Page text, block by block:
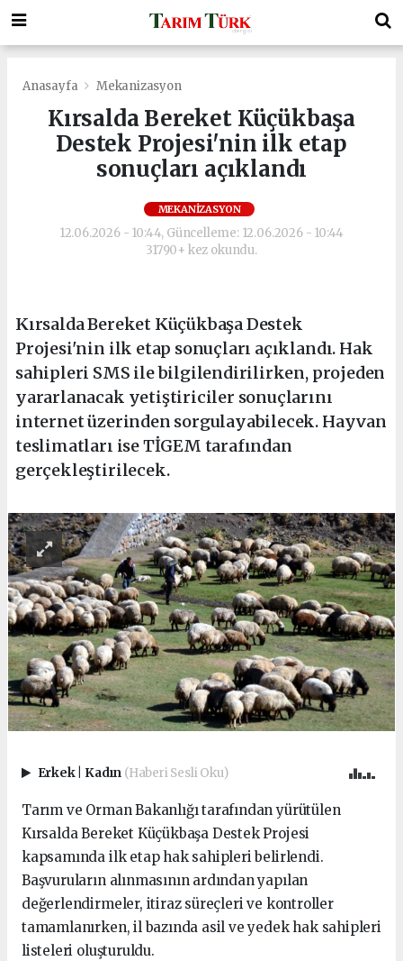
Anasayfa Mekanizasyon
Kırsalda Bereket Küçükbaşa
Destek Projesi'nin ilk etap
sonuçları açıklandı
MEKANIZASYON
12.06.2026 - 10:44, Güncelleme: 12.06.2026 - 10:44
31790+ kez okundu.
Kırsalda Bereket Küçükbaşa Destek
Projesi'nin ilk etap sonuçları açıklandı. Hak
sahipleri SMS ile bilgilendirilirken, projeden
yararlanacak yetiştiriciler sonuçlarını
internet üzerinden sorgulayabilecek. Hayvan
teslimatları ise TİGEM tarafından
gerçekleştirilecek.
Erkek Kadın (Haberi Sesli Oku)
Tarım ve Orman Bakanlığı tarafından yürütülen
Kırsalda Bereket Küçükbaşa Destek Projesi
kapsamında ilk etap hak sahipleri belirlendi.
Başvuruların alınmasının ardından yapılan
değerlendirmeler, itiraz süreçleri ve kontroller
tamamlanırken, il bazında asil ve yedek hak sahipleri
listeleri oluşturuldu.